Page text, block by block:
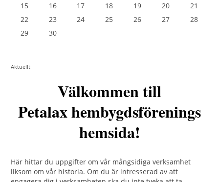
15
16 17 18 19 20
21
22
23 24 25 26 27
28
29
30
Aktuellt
Välkommen till
Petalax hembygdsförenings
hemsida!
Här hittar du uppgifter om vår mångsidiga verksamhet
liksom om vår historia. Om du är intresserad av att